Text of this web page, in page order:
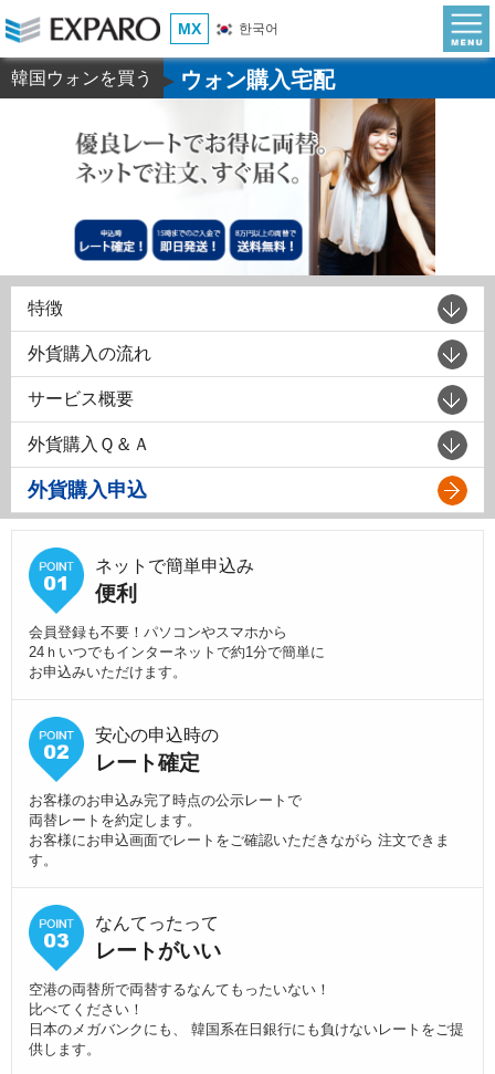
MX 한국어
韓国ウォンを買う ▶ウォン購入宅配
特徴
外貨購入の流れ
サービス概要
外貨購入Ｑ＆Ａ
外貨購入申込
ネットで簡単申込み
便利
会員登録も不要！パソコンやスマホから
24ｈいつでもインターネットで約1分で簡単に
お申込みいただけます。
安心の申込時の
レート確定
お客様のお申込み完了時点の公示レートで
両替レートを約定します。
お客様にお申込画面でレートをご確認いただきながら 注文できま
す。
なんてったって
レートがいい
空港の両替所で両替するなんてもったいない！
比べてください！
日本のメガバンクにも、 韓国系在日銀行にも負けないレートをご提
供します。